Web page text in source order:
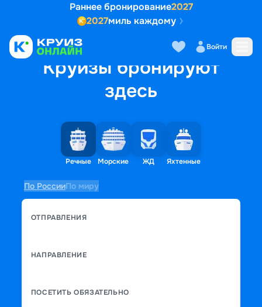
Раннее бронирование2027
2027миль каждому
Войти
Круизы бронируют
здесь
Речные Морские ЖД Яхтенные
По РоссииПо миру
ОТПРАВЛЕНИЯ
НАПРАВЛЕНИЕ
ПОСЕТИТЬ ОБЯЗАТЕЛЬНО